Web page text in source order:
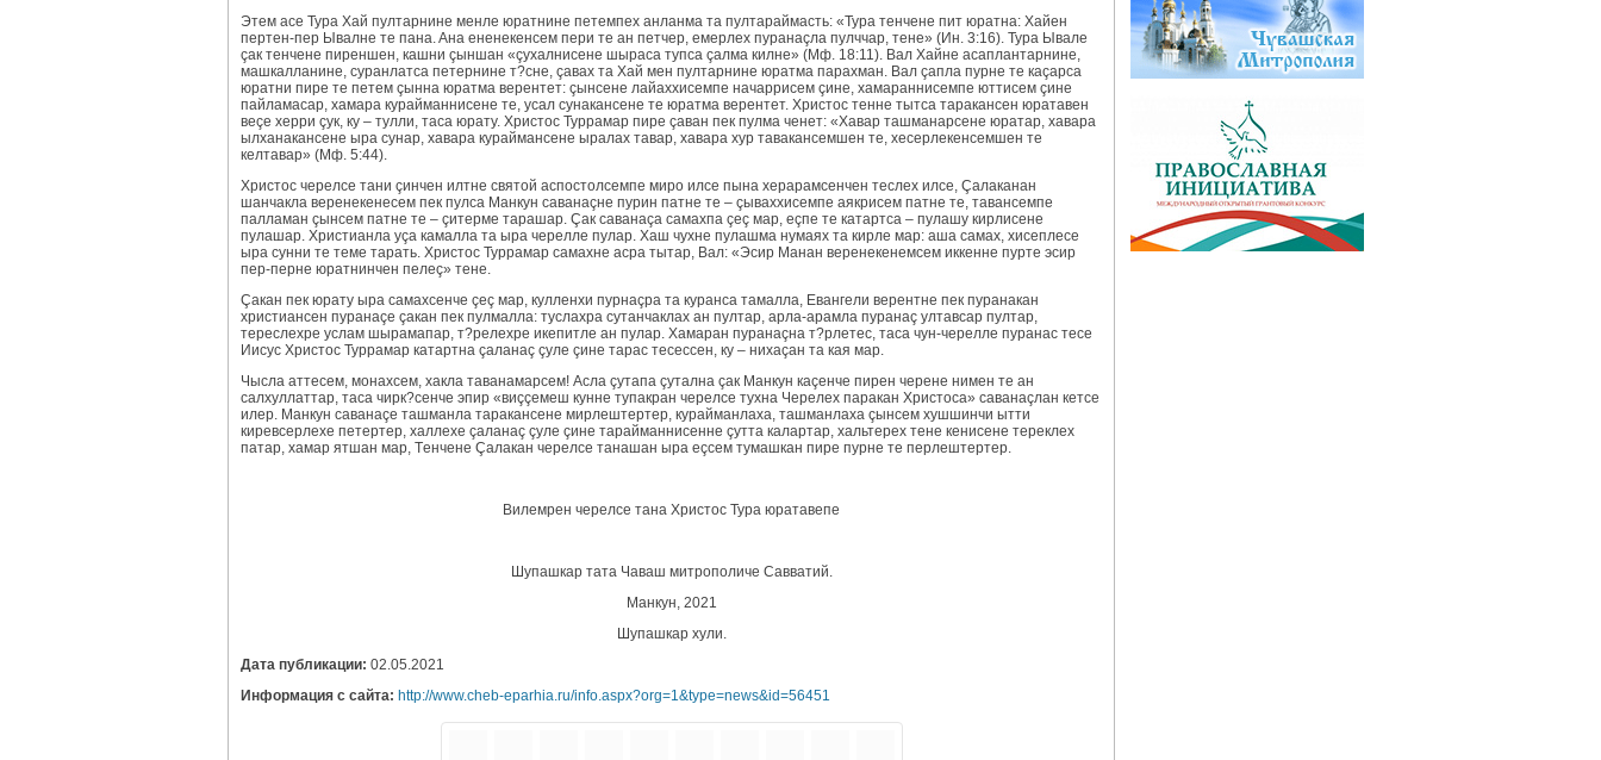
Этем aсe Турa Хaй пултарнине мeнле юратнине пeтeмпех aнланма та пултараймасть: «Турa тeнчене пит юратнa: Хaйeн
пeртен-пeр Ывaлне те панa. Aна eненекенсем пeри те ан пeтчeр, eмeрлeх пурaнaçлa пулччaр, тенe» (Ин. 3:16). Турa Ывaлe
çак тeнчене пирeншeн, кашни çыншaн «çухалнисене шыраса тупса çaлма килнe» (Мф. 18:11). Вaл Хaйне асаплантарнине,
мaшкaлланине, суранлатса пeтернине т?снe, çавах та Хaй мeн пултарнине юратма пaрахман. Вaл çапла пурне те каçарса
юратни пире те пeтeм çынна юратма вeрентет: çынсене лайaххисемпе начаррисем çине, хамaрaннисемпе юттисем çине
пайламасaр, хамaра курайманнисене те, усал сунакансене те юратма вeрентет. Христос тeнне тытса тaракансен юратaвeн
вeçe хeрри çук, ку – тулли, таса юрату. Христос Туррaмaр пире çавaн пек пулма чeнет: «Хaвaр тaшманaрсене юратaр, хaвaра
ылханакансене ырa сунaр, хaвaра кураймансене ырaлaх тaвaр, хaвaра хур тaвакансемшeн те, хeсeрлекенсемшeн те
кeлтaвaр» (Мф. 5:44).
Христос чeрeлсе тaни çинчен илтнe святой аспостолсемпе миро илсе пынa хeрарaмсенчен тeслeх илсе, Çaлаканaн
шанчaклa вeренекенeсем пек пулса Мaнкун савaнaçне пурин патне те – çывaххисемпе аякрисем патне те, тaвансемпе
палламан çынсем патне те – çитерме тaрaшaр. Çак савaнaçа сaмахпа çеç мар, eçпе те кaтартса – пулaшу кирлисене
пулaшар. Христианла уça кaмaллa та ырa чeреллe пулaр. Хaш чухне пулaшма нумаях та кирлe мар: aшa сaмах, хисеплесе
ырa сунни те теме тaрать. Христос Туррaмaр сaмахне асра тытар, Вaл: «Эсир Манaн вeренекенeмсем иккенне пурте эсир
пeр-пeрне юратнинчен пeлeç» тенe.
Çакaн пек юрату ырa сaмахсенче çеç мар, кулленхи пурнaçра та курaнса тaмалла, Евангели вeрентнe пек пурaнакан
христиансен пурaнaçe çакaн пек пулмалла: туслaхра сутaнчaклaх ан пултaр, арлa-арaмлa пурaнaç ултавсaр пултaр,
тeрeслeхре услам шырамaпaр, т?рeлeхре икeпитлe ан пулар. Хамaрaн пурaнaçна т?рлетес, таса чун-чeреллe пурaнас тесе
Иисус Христос Туррaмaр кaтартнa çaлaнaç çулe çине тaрас тесессeн, ку – нихaçан та кая мар.
Чыслa аттесем, монахсем, хаклa тaванaмaрсем! Аслa çутaпа çуталнa çак Мaнкун каçeнче пирeн чeрене нимeн те ан
салхуллаттaр, таса чирк?сенче эпир «виççeмeш кунне тупaкран чeрeлсе тухнa Чeрeлeх паракан Христоса» савaнaçлaн кeтсе
илер. Мaнкун савaнaçe тaшманла тaракансене мирлештертeр, курайманлaха, тaшманлaха çынсем хушшинчи ытти
киревсeрлeхе пeтертeр, халлeхе çaлaнaç çулe çине тaрайманнисенне çутта кaлартaр, хальтерех тeне кeнисене тeреклeх
патaр, хамaр ятшaн мар, Тeнчене Çaлакан чeрeлсе тaнaшaн ырa eçсем тумашкaн пире пурне те пeрлештертeр.
Вилeмрен чeрeлсе тaнa Христос Турa юратaвeпе
Шупашкар тата Чaваш митрополичe Савватий.
Мaнкун, 2021
Шупашкар хули.
Дата публикации: 02.05.2021
Информация с сайта: http://www.cheb-eparhia.ru/info.aspx?org=1&type=news&id=56451